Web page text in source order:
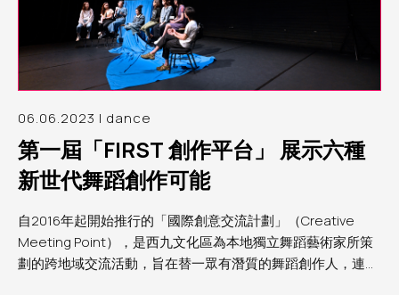
06.06.2023 | dance
第一屆「FIRST 創作平台」 展示六種
新世代舞蹈創作可能
自2016年起開始推行的「國際創意交流計劃」（Creative
Meeting Point），是西九文化區為本地獨立舞蹈藝術家所策
劃的跨地域交流活動，旨在替一眾有潛質的舞蹈創作人，連結